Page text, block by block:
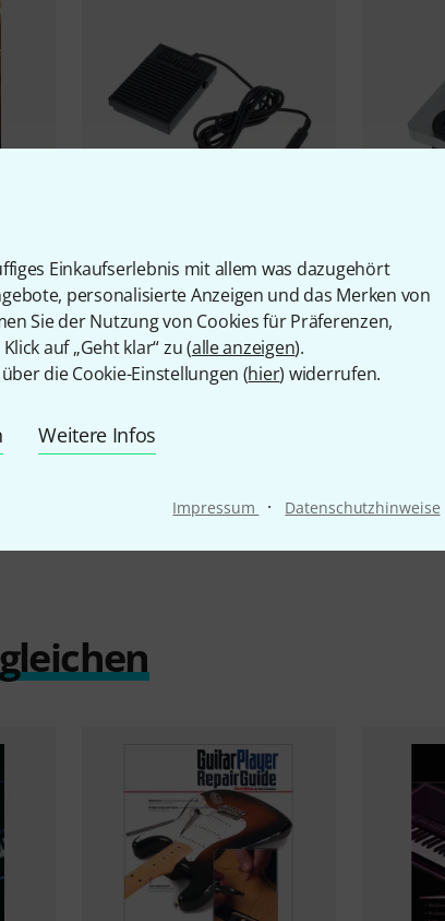
Einkaufserlebnis mit allem was dazugehört
personalisierte Anzeigen und das Merken von
Sie der Nutzung von Cookies für Präferenzen,
auf „Geht klar“ zu (alle anzeigen).
die Cookie-Einstellungen (hier) widerrufen.
Weitere Infos
Impressum · Datenschutzhinweise
520
YamahaFC 5 Sustain Pedal
42 €
Millenium
44 €